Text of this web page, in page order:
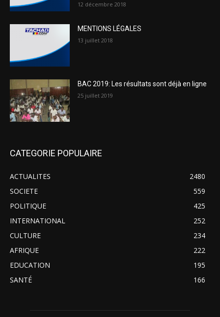
12 décembre 2018
MENTIONS LÉGALES
13 juillet 2018
BAC 2019: Les résultats sont déjà en ligne
25 juillet 2019
CATEGORIE POPULAIRE
ACTUALITES
2480
SOCIETE
559
POLITIQUE
425
INTERNATIONAL
252
CULTURE
234
AFRIQUE
222
EDUCATION
195
SANTÉ
166